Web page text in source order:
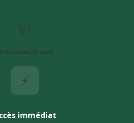
🩺
Professionnel de santé
⚡
immédiat